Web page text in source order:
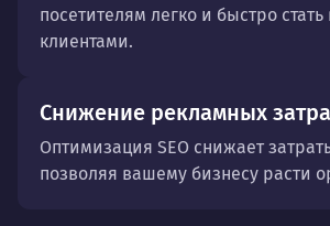
посетителям легко и быстро
клиентами.
Снижение рекламных
Оптимизация SEO снижает
позволяя вашему бизнесу расти